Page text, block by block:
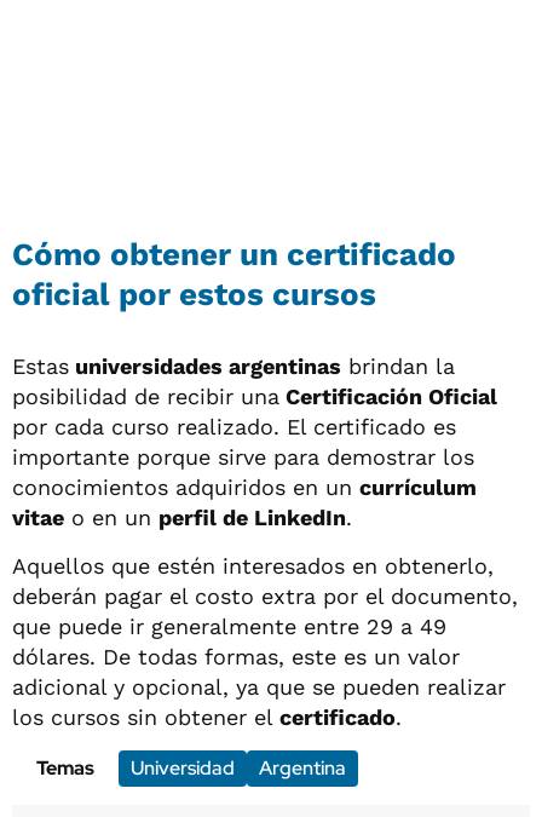
Cómo obtener un certificado
oficial por estos cursos
Estas universidades argentinas brindan la
posibilidad de recibir una Certificación Oficial
por cada curso realizado. El certificado es
importante porque sirve para demostrar los
conocimientos adquiridos en un currículum
vitae o en un perfil de LinkedIn.
Aquellos que estén interesados en obtenerlo,
deberán pagar el costo extra por el documento,
que puede ir generalmente entre 29 a 49
dólares. De todas formas, este es un valor
adicional y opcional, ya que se pueden realizar
los cursos sin obtener el certificado.
Temas
Universidad Argentina